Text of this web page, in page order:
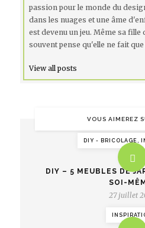
passion pour le monde du
dans les nuages et une âme
est devenu un jeu. Même sa
souvent pense qu'elle ne fait
View all posts
VOUS AIMEREZ
DIY - BRICOLAGE,
DIY – 5 MEUBLES DE
SOI-
27 juillet